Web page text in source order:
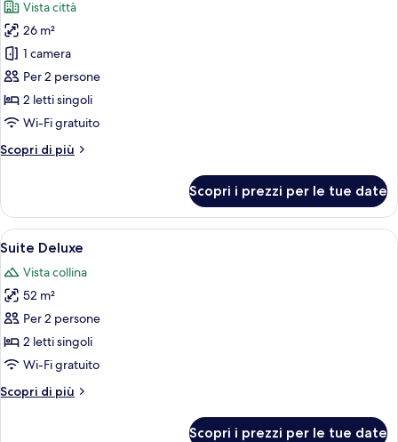
singoli
le
foto
per
Camera
Deluxe
con
letti
Vista città
26 m²
1 camera
Per 2 persone
2 letti singoli
Wi-Fi gratuito
Scopri di più
Altri
Deluxe
con
2
singoli
Scopri i prezzi per le tue date
Apri
tutte
le
foto
per
Suite
Deluxe
Una cassaforte in camera, una
2
Suite Deluxe
Vista collina
52 m²
Per 2 persone
2 letti singoli
Wi-Fi gratuito
Scopri di più
Altri
Scopri i prezzi per le tue date